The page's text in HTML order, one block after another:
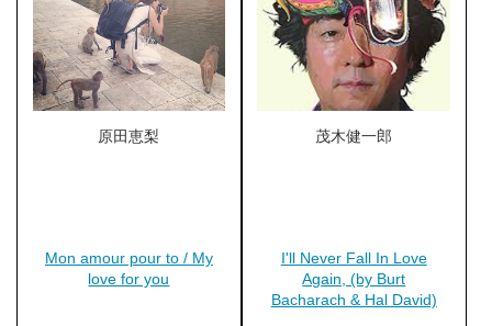
原田恵梨
Mon amour pour to / My
love for you
茂木健一郎
I'll Never Fall In Love
Again, (by Burt
Bacharach & Hal David)